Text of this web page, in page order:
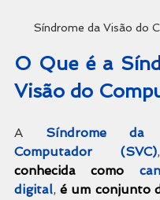
Síndrome da Visão do
O Que é a
Visão do
A Síndrome
Computador (SVC)
conhecida como
digital, é um conjunto